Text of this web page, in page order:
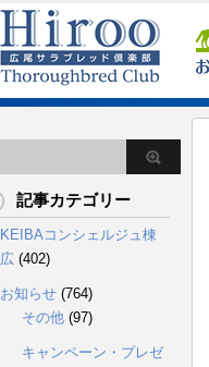
記事カテゴリー
KEIBAコンシェルジュ棟
広 (402)
お知らせ (764)
その他 (97)
キャンペーン・プレゼ